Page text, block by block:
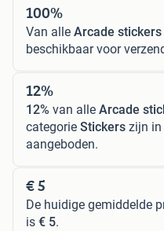
100%
Van alle Arcade stickers
beschikbaar voor
12%
12% van alle Arcade
categorie Stickers zijn in
aangeboden.
€ 5
De huidige gemiddelde
is € 5.